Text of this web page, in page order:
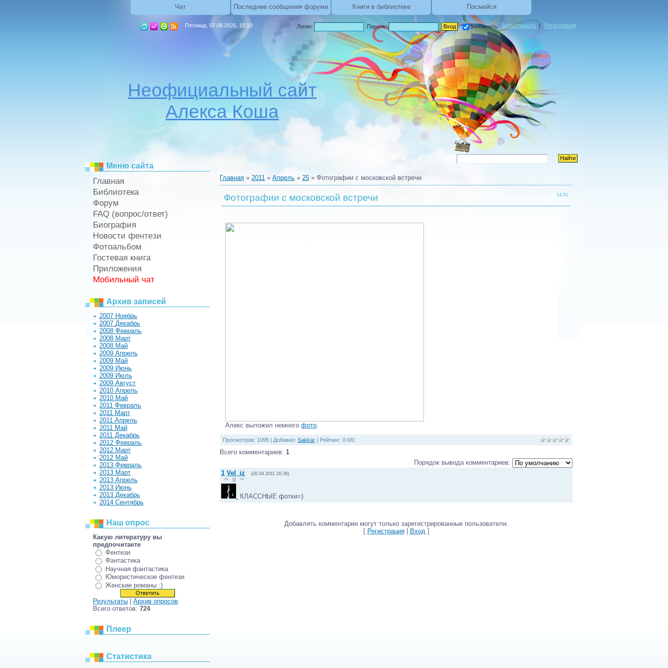
Чат Последние сообщения форума Книги в библиотеке Посмейся
Пятница, 07.08.2026, 15:10
Неофициальный сайт
Алекса Коша
Логин: Пароль: запомнить Забыл пароль | Регистрация
Меню сайта
Главная
Библиотека
Форум
FAQ (вопрос/ответ)
Биография
Новости фентези
Фотоальбом
Гостевая книга
Приложения
Мобильный чат
Архив записей
2007 Ноябрь
2007 Декабрь
2008 Февраль
2008 Март
2008 Май
2009 Апрель
2009 Май
2009 Июнь
2009 Июль
2009 Август
2010 Апрель
2010 Май
2011 Февраль
2011 Март
2011 Апрель
2011 Май
2011 Декабрь
2012 Февраль
2012 Март
2012 Май
2013 Февраль
2013 Март
2013 Апрель
2013 Июнь
2013 Декабрь
2014 Сентябрь
Наш опрос
Какую литературу вы
предпочитаете
Фентези
Фантастика
Научная фантастика
Юмористическое фентези
Женские романы :)
Результаты
Архив опросов
Всего ответов: 724
Плеер
Статистика
Главная » 2011 » Апрель » 25 » Фотографии с московской встречи
14:51
Фотографии с московской встречи
Алекс выложил немного фото.
Просмотров: 1095 | Добавил: Sakkar Рейтинг: 0.0/0
Всего комментариев: 1
Порядок вывода комментариев:
1 Vel_iz (26.04.2011 20:38)
0
КЛАССНЫЕ фотки=)
Добавлять комментарии могут только зарегистрированные пользователи.
[ Регистрация| Вход]